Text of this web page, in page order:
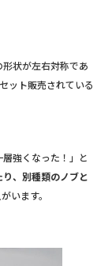
状が左右対称であ
ット販売されている
強くなった！」と
、別種類のノブと
います。